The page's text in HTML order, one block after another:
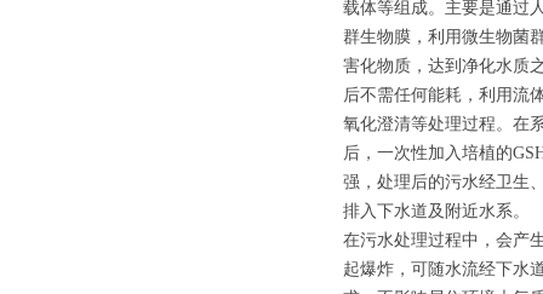
载体等组成。主要是通过
群生物膜，利用微生物菌
害化物质，达到净化水质
后不需任何能耗，利用流
氧化澄清等处理过程。在
后，一次性加入培植的
强，处理后的污水经卫生
排入下水道及附近水系。
在污水处理过程中，会产
起爆炸，可随水流经下水